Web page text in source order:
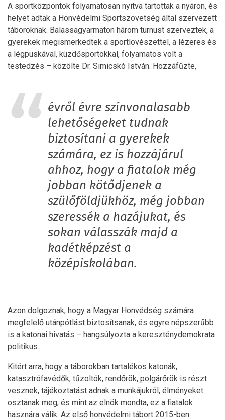
A sportközpontok folyamatosan nyitva tartottak a nyáron, és
helyet adtak a Honvédelmi Sportszövetség által szervezett
táboroknak. Balassagyarmaton három turnust szerveztek, a
gyerekek megismerkedtek a sportlövészettel, a lézeres és
a légpuskával, küzdősportokkal, folyamatos volt a
testedzés – közölte Dr. Simicskó István. Hozzáfűzte,
évről évre színvonalasabb
lehetőségeket tudnak
biztosítani a gyerekek
számára, ez is hozzájárul
ahhoz, hogy a fiatalok még
jobban kötődjenek a
szülőföldjükhöz, még jobban
szeressék a hazájukat, és
sokan válasszák majd a
kadétképzést a
középiskolában.
Azon dolgoznak, hogy a Magyar Honvédség számára
megfelelő utánpótlást biztosítsanak, és egyre népszerűbb
is a katonai hivatás – hangsúlyozta a kereszténydemokrata
politikus.
Kitért arra, hogy a táborokban tartalékos katonák,
katasztrófavédők, tűzoltók, rendőrök, polgárőrök is részt
vesznek, tájékoztatást adnak a munkájukról, élményeket
osztanak meg, és mint az elnök mondta, ez a fiatalok
hasznára válik. Az első honvédelmi tábort 2015-ben